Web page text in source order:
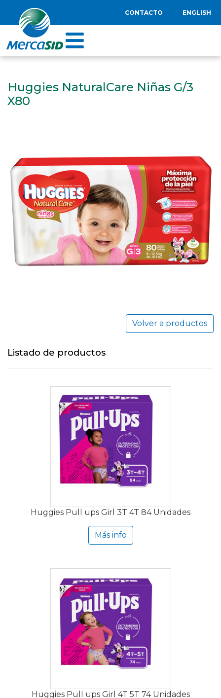
CONTACTO ENGLISH
Huggies NaturalCare Niñas G/3
X80
Volver a productos
Listado de productos
Huggies Pull ups Girl 3T 4T 84 Unidades
Más info
Huggies Pull ups Girl 4T 5T 74 Unidades